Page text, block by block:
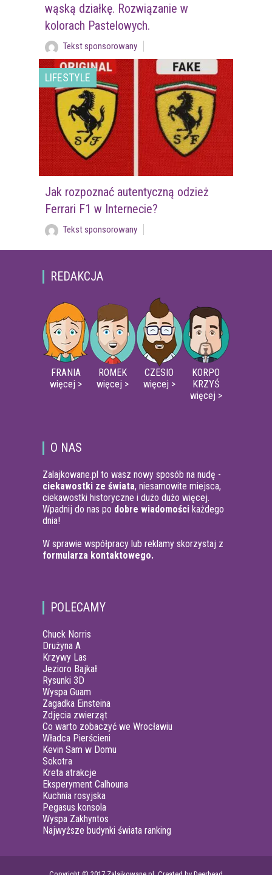
wąską działkę. Rozwiązanie w
kolorach Pastelowych.
Tekst sponsorowany
LIFESTYLE
Jak rozpoznać autentyczną odzież
Ferrari F1 w Internecie?
Tekst sponsorowany
REDAKCJA
FRANIA
więcej >
ROMEK
więcej >
CZESIO
więcej >
KORPO
KRZYŚ
więcej >
O NAS
Zalajkowane.pl to wasz nowy sposób na nudę -
ciekawostki ze świata, niesamowite miejsca,
ciekawostki historyczne i dużo dużo więcej.
Wpadnij do nas po dobre wiadomości każdego
dnia!
W sprawie współpracy lub reklamy skorzystaj z
formularza kontaktowego.
POLECAMY
Chuck Norris
Drużyna A
Krzywy Las
Jezioro Bajkał
Rysunki 3D
Wyspa Guam
Zagadka Einsteina
Zdjęcia zwierząt
Co warto zobaczyć we Wrocławiu
Władca Pierścieni
Kevin Sam w Domu
Sokotra
Kreta atrakcje
Eksperyment Calhouna
Kuchnia rosyjska
Pegasus konsola
Wyspa Zakhyntos
Najwyższe budynki świata ranking